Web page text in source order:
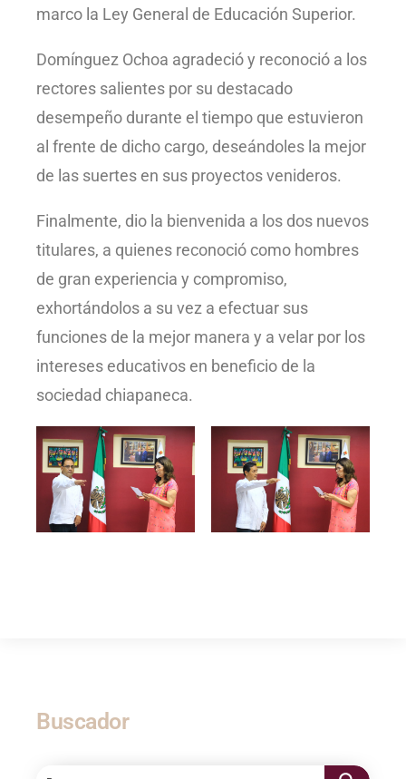
marco la Ley General de Educación Superior.
Domínguez Ochoa agradeció y reconoció a los
rectores salientes por su destacado
desempeño durante el tiempo que estuvieron
al frente de dicho cargo, deseándoles la mejor
de las suertes en sus proyectos venideros.
Finalmente, dio la bienvenida a los dos nuevos
titulares, a quienes reconoció como hombres
de gran experiencia y compromiso,
exhortándolos a su vez a efectuar sus
funciones de la mejor manera y a velar por los
intereses educativos en beneficio de la
sociedad chiapaneca.
Buscador